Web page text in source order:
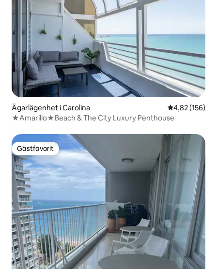
Ägarlägenhet i Carolina 4,82 av 5 i
4,82 (156)
★Amarillo★Beach & The City Luxury Penthouse
Gästfavorit
Gästfavorit